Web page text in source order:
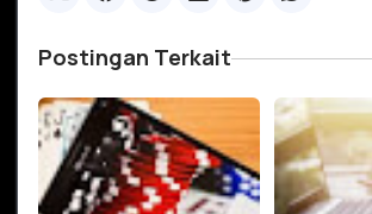
Postingan Terkait